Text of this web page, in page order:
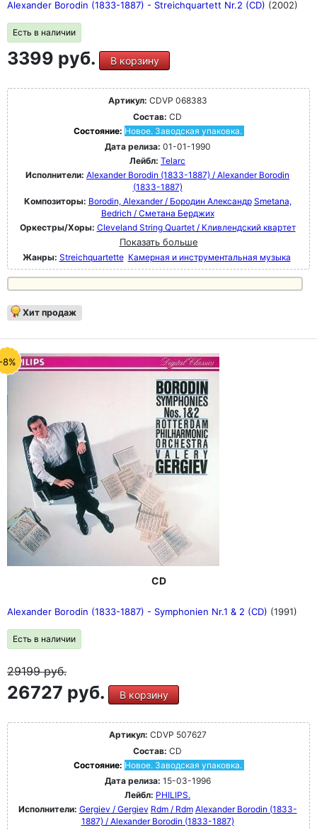
Alexander Borodin (1833-1887) - Streichquartett Nr.2 (CD) (2002)
Есть в наличии
3399 руб. В корзину
Артикул: CDVP 068383
Состав: CD
Состояние: Новое. Заводская упаковка.
Дата релиза: 01-01-1990
Лейбл: Telarc
Исполнители: Alexander Borodin (1833-1887) / Alexander Borodin
(1833-1887)
Композиторы: Borodin, Alexander / Бородин Александр Smetana,
Bedrich / Сметана Берджих
Оркестры/Хоры: Cleveland String Quartet / Кливлендский квартет
Показать больше
Жанры: Streichquartette Камерная и инструментальная музыка
Хит продаж
8%
CD
Alexander Borodin (1833-1887) - Symphonien Nr.1 & 2 (CD) (1991)
Есть в наличии
29199руб.
26727 руб. В корзину
Артикул: CDVP 507627
Состав: CD
Состояние: Новое. Заводская упаковка.
Дата релиза: 15-03-1996
Лейбл: PHILIPS.
Исполнители: Gergiev / Gergiev Rdm / Rdm Alexander Borodin (1833-
1887) / Alexander Borodin (1833-1887)